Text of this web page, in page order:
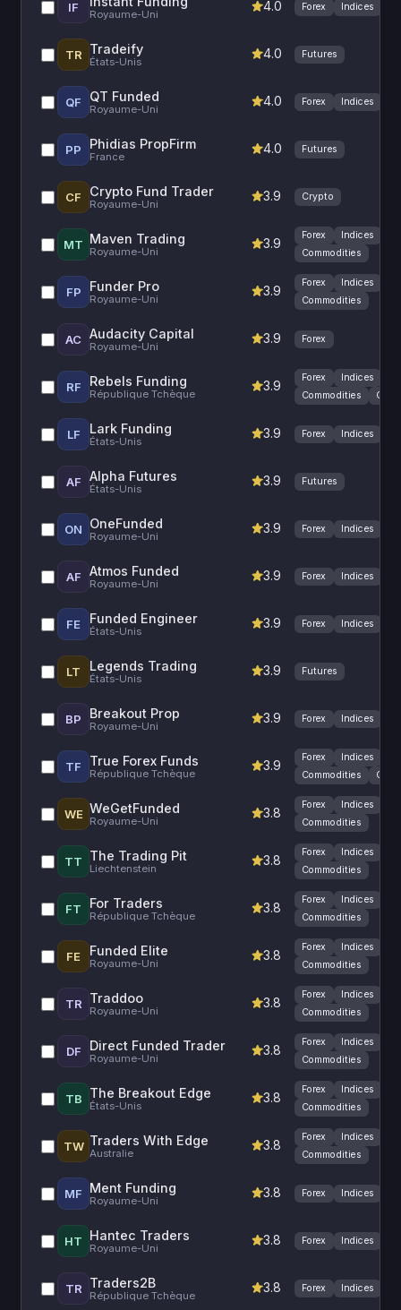
IF Royaume-Uni
4.0 Forex Indices
TR Tradeify
États-Unis
4.0 Futures
QF QT Funded
Royaume-Uni
4.0 Forex Indices
PP Phidias PropFirm
France
4.0 Futures
CF Crypto Fund Trader
Royaume-Uni
3.9 Crypto
MT Maven Trading
Royaume-Uni
3.9
Forex
Indices
Commodities
FP Funder Pro
Royaume-Uni
3.9
Forex
Indices
Commodities
AC Audacity Capital
Royaume-Uni
3.9 Forex
RF Rebels Funding
République Tchèque
3.9
Forex
Indices
Commodities
LF Lark Funding
États-Unis
3.9 Forex Indices
AF Alpha Futures
États-Unis
3.9 Futures
ON OneFunded
Royaume-Uni
3.9 Forex Indices
AF Atmos Funded
Royaume-Uni
3.9 Forex Indices
FE Funded Engineer
États-Unis
3.9 Forex Indices
LT Legends Trading
États-Unis
3.9 Futures
BP Breakout Prop
Royaume-Uni
3.9 Forex Indices
TF True Forex Funds
République Tchèque
3.9
Forex
Indices
Commodities
WE WeGetFunded
Royaume-Uni
3.8
Forex
Indices
Commodities
TT The Trading Pit
Liechtenstein
3.8
Forex Indices
Commodities
FT For Traders
République Tchèque
3.8
Forex
Indices
Commodities
FE Funded Elite
Royaume-Uni
3.8
Forex
Indices
Commodities
TR Traddoo
Royaume-Uni
3.8
Forex
Indices
Commodities
DF Direct Funded Trader
Royaume-Uni
3.8
Forex
Indices
Commodities
TB The Breakout Edge
États-Unis
3.8
Forex
Indices
Commodities
TW Traders With Edge
Australie
3.8
Forex
Indices
Commodities
MF Ment Funding
Royaume-Uni
3.8 Forex Indices
HT Hantec Traders
Royaume-Uni
3.8 Forex Indices
TR Traders2B
République Tchèque
3.8 Forex Indices